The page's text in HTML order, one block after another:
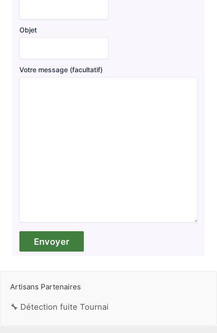
Objet
Votre message (facultatif)
Artisans Partenaires
🔧 Détection fuite Tournai